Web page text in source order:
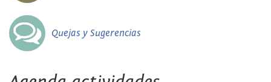
Quejas y Sugerencias